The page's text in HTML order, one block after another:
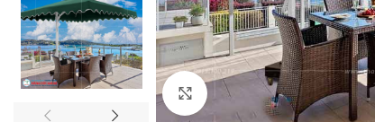
Click to enlarge